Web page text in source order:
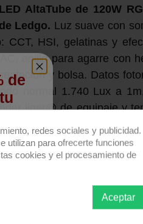
AltaTube de 120W
Ledgo. Luz suave con
CCT, HSI, gelatinas y
AC, anillo para agarre con
y bolsa. Datos
normal 1.740 Lux a
liger@ de equipaje y
en un coche. Sus
sin que se mueva.
redes sociales y publicidad.
utilizan para ofrecerte funciones
cookies y el procesamiento de
Aceptar
de